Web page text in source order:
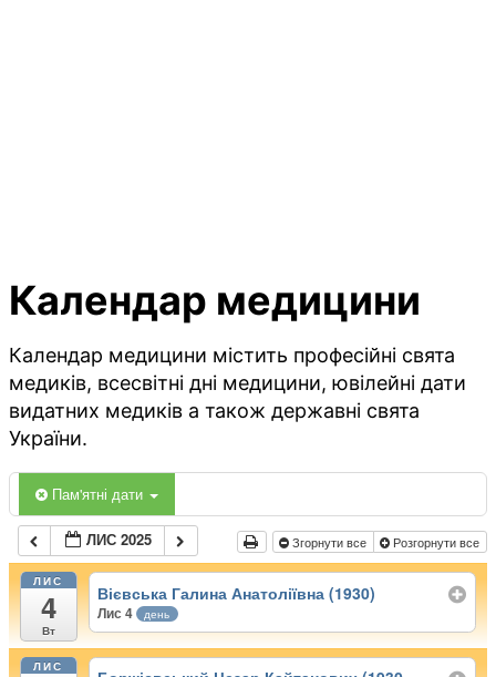
Календар медицини
Календар медицини містить професійні свята
медиків, всесвітні дні медицини, ювілейні дати
видатних медиків а також державні свята
України.
Пам'ятні дати
ЛИС 2025 Згорнути все Розгорнути все
ЛИС
4
Вт
Вієвська Галина Анатоліївна (1930)
Лис 4 день
ЛИС